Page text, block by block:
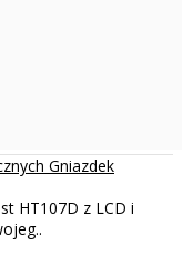
Gniazdek
HT107D z LCD i